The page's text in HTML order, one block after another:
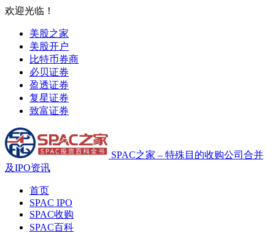
欢迎光临！
美股之家
美股开户
比特币券商
必贝证券
盈透证券
复星证券
致富证券
SPAC之家 – 特殊目的收购公司合并
及IPO资讯
首页
SPAC IPO
SPAC收购
SPAC百科